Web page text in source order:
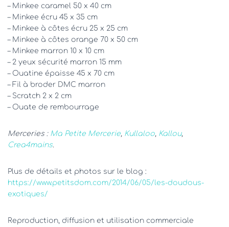
– Minkee caramel 50 x 40 cm
– Minkee écru 45 x 35 cm
– Minkee à côtes écru 25 x 25 cm
– Minkee à côtes orange 70 x 50 cm
– Minkee marron 10 x 10 cm
– 2 yeux sécurité marron 15 mm
– Ouatine épaisse 45 x 70 cm
– Fil à broder DMC marron
– Scratch 2 x 2 cm
– Ouate de rembourrage
Merceries : Ma Petite Mercerie, Kullaloo, Kallou,
Crea4mains
Plus de détails et photos sur le blog :
https://www.petitsdom.com/2014/06/05/les-doudous-
exotiques/
Reproduction, diffusion et utilisation commerciale